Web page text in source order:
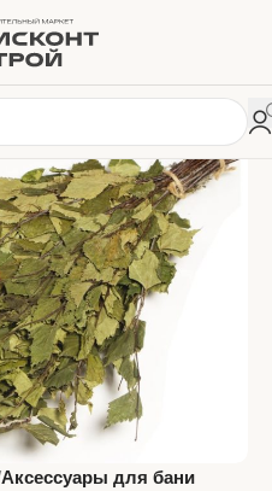
Аксессуары для бани